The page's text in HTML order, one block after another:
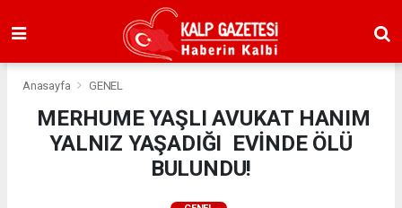
Anasayfa GENEL
MERHUME YAŞLI AVUKAT HANIM
YALNIZ YAŞADIĞI EVİNDE ÖLÜ
BULUNDU!